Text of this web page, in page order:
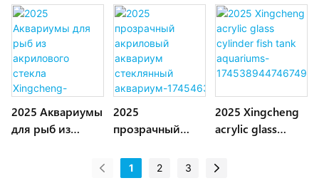
аквариум
-проект
большой
акриловый
стеклянный лист
aquariums-
174579909510899
7
2025 Аквариумы
для рыб из
2025
прозрачный
аквариум
стеклянный
2025 Xingcheng
acrylic glass
aquariums-
1 2 3